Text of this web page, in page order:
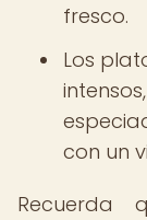
fresco.
Los
con un
Recuerda